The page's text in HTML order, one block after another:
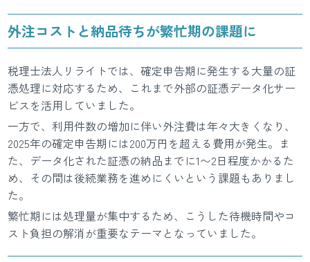
外注コストと納品待ちが繁忙期の課題に
税理士法人リライトでは、確定申告期に発生する大量の証
憑処理に対応するため、これまで外部の証憑データ化サー
ビスを活用していました。
一方で、利用件数の増加に伴い外注費は年々大きくなり、
2025年の確定申告期には200万円を超える費用が発生。ま
た、データ化された証憑の納品までに1〜2日程度かかるた
め、その間は後続業務を進めにくいという課題もありまし
た。
繁忙期には処理量が集中するため、こうした待機時間やコ
スト負担の解消が重要なテーマとなっていました。